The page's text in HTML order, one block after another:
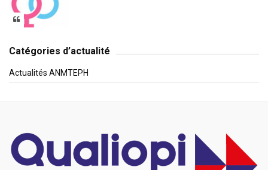
Catégories d’actualité
Actualités ANMTEPH